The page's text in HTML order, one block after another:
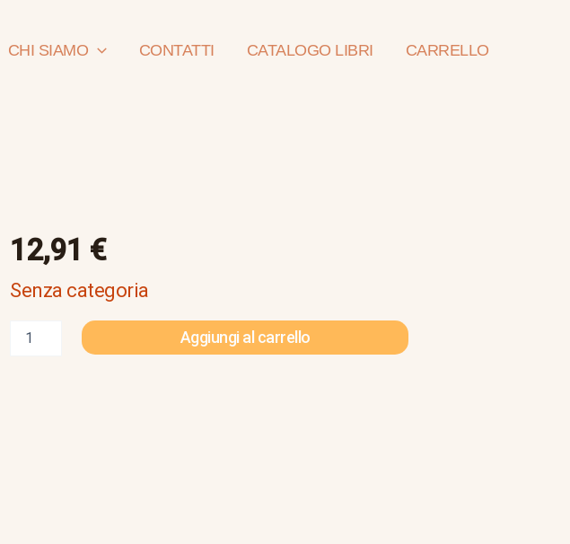
CHI SIAMO CONTATTI CATALOGO LIBRI CARRELLO
12,91 €
Senza categoria
potere
colonnelli
Aggiungi al carrello